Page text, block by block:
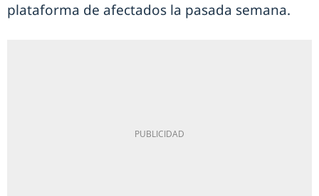
plataforma de afectados la pasada semana.